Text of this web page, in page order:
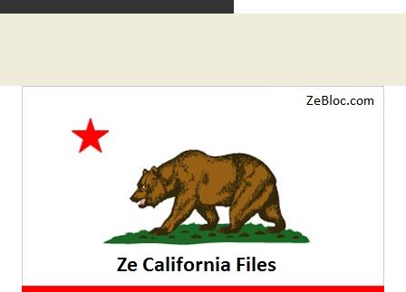
latérale